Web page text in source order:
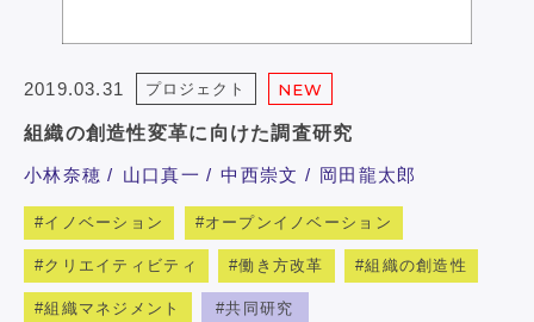
2019.03.31 プロジェクト NEW
組織の創造性変革に向けた調査研究
小林奈穂 山口真一 中西崇文 岡田龍太郎
イノベーション オープンイノベーション
クリエイティビティ 働き方改革 組織の創造性
組織マネジメント 共同研究